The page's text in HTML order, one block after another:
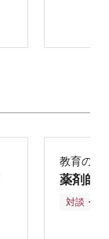
教育の再
薬剤師
対談・座